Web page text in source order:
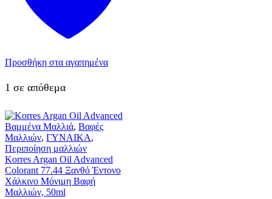
Προσθήκη στα αγαπημένα
1 σε απόθεμα
Βαμμένα Μαλλιά, Βαφές
Μαλλιών, ΓΥΝΑΙΚΑ,
Περιποίηση μαλλιών
Korres Argan Oil Advanced
Colorant 77.44 Ξανθό Έντονο
Χάλκινο Μόνιμη Βαφή
Μαλλιών, 50ml